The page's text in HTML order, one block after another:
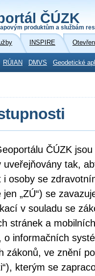
ČÚZK
produktům a službám
INSPIRE
RÚIAN DMVS Geodetické
ČÚZK
tak,
i osoby se
„ZÚ“) se
v souladu se
stránek a
o informačních
zákonů, ve znění
kterým se